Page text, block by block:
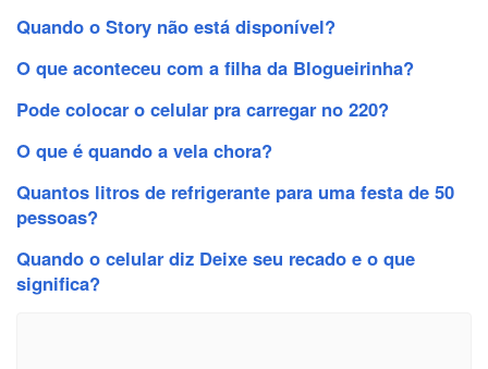
Quando o Story não está disponível?
O que aconteceu com a filha da Blogueirinha?
Pode colocar o celular pra carregar no 220?
O que é quando a vela chora?
Quantos litros de refrigerante para uma festa de 50
pessoas?
Quando o celular diz Deixe seu recado e o que
significa?